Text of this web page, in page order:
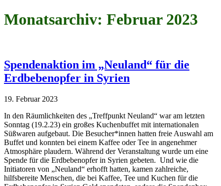
Monatsarchiv: Februar 2023
Spendenaktion im „Neuland“ für die
Erdbebenopfer in Syrien
19. Februar 2023
In den Räumlichkeiten des „Treffpunkt Neuland“ war am letzten
Sonntag (19.2.23) ein großes Kuchenbuffet mit internationalen
Süßwaren aufgebaut. Die Besucher*innen hatten freie Auswahl am
Buffet und konnten bei einem Kaffee oder Tee in angenehmer
Atmosphäre plaudern. Während der Veranstaltung wurde um eine
Spende für die Erdbebenopfer in Syrien gebeten. Und wie die
Initiatoren von „Neuland“ erhofft hatten, kamen zahlreiche,
hilfsbereite Menschen, die bei Kaffee, Tee und Kuchen für die